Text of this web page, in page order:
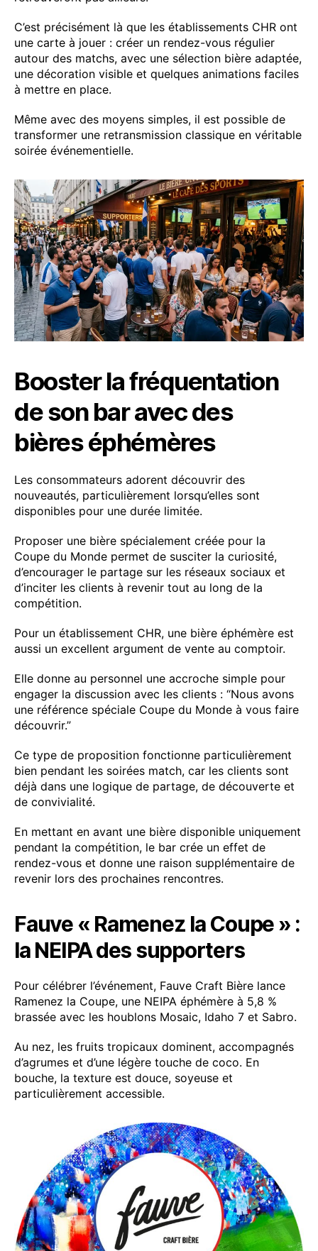
C’est précisément là que les établissements CHR ont
une carte à jouer : créer un rendez-vous régulier
autour des matchs, avec une sélection bière adaptée,
une décoration visible et quelques animations faciles
à mettre en place.
Même avec des moyens simples, il est possible de
transformer une retransmission classique en véritable
soirée événementielle.
Booster la fréquentation
de son bar avec des
bières éphémères
Les consommateurs adorent découvrir des
nouveautés, particulièrement lorsqu’elles sont
disponibles pour une durée limitée.
Proposer une bière spécialement créée pour la
Coupe du Monde permet de susciter la curiosité,
d’encourager le partage sur les réseaux sociaux et
d’inciter les clients à revenir tout au long de la
compétition.
Pour un établissement CHR, une bière éphémère est
aussi un excellent argument de vente au comptoir.
Elle donne au personnel une accroche simple pour
engager la discussion avec les clients : “Nous avons
une référence spéciale Coupe du Monde à vous faire
découvrir.”
Ce type de proposition fonctionne particulièrement
bien pendant les soirées match, car les clients sont
déjà dans une logique de partage, de découverte et
de convivialité.
En mettant en avant une bière disponible uniquement
pendant la compétition, le bar crée un effet de
rendez-vous et donne une raison supplémentaire de
revenir lors des prochaines rencontres.
Fauve « Ramenez la Coupe » :
la NEIPA des supporters
Pour célébrer l’événement, Fauve Craft Bière lance
Ramenez la Coupe, une NEIPA éphémère à 5,8 %
brassée avec les houblons Mosaic, Idaho 7 et Sabro.
Au nez, les fruits tropicaux dominent, accompagnés
d’agrumes et d’une légère touche de coco. En
bouche, la texture est douce, soyeuse et
particulièrement accessible.